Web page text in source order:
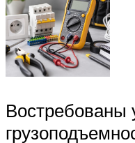
Востребованы